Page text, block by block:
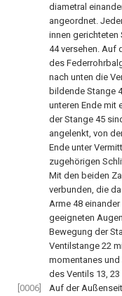
diametral
angeordnet.
innen gerichteten
44 versehen. Auf
des
nach unten die
bildende Stange
unteren Ende mit
der Stange 45
angelenkt, von
Ende unter
zugehörigen
Mit den beiden
verbunden, die
Arme 48
geeigneten
Bewegung der
Ventilstange 22
momentanes
des Ventils 13,
[0006]
Auf der